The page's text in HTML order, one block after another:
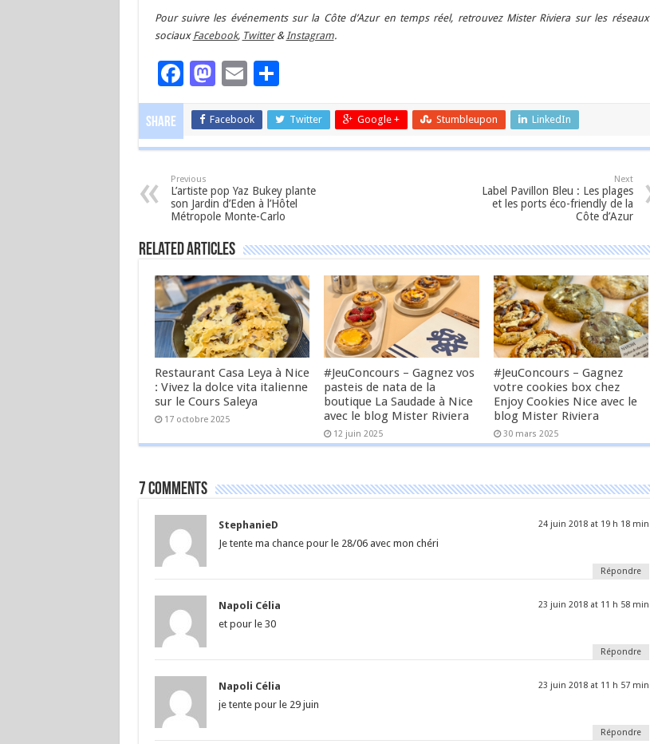
Pour suivre les événements sur la Côte d’Azur en temps réel, retrouvez Mister Riviera sur les réseaux
sociaux Facebook, Twitter&Instagram.
Facebook
Mastodon
EmailPartager
Share Facebook Twitter Google + Stumbleupon LinkedIn
Previous
L’artiste pop Yaz Bukey plante
son Jardin d’Eden à l’Hôtel
Métropole Monte-Carlo
Next
Label Pavillon Bleu : Les plages
et les ports éco-friendly de la
Côte d’Azur
Related Articles
Restaurant Casa Leya à Nice
: Vivez la dolce vita italienne
sur le Cours Saleya
17 octobre 2025
#JeuConcours – Gagnez vos
pasteis de nata de la
boutique La Saudade à Nice
avec le blog Mister Riviera
12 juin 2025
#JeuConcours – Gagnez
votre cookies box chez
Enjoy Cookies Nice avec le
blog Mister Riviera
30 mars 2025
7 comments
StephanieD 24 juin 2018 at 19 h 18 min
Je tente ma chance pour le 28/06 avec mon chéri
Répondre
Napoli Célia 23 juin 2018 at 11 h 58 min
et pour le 30
Répondre
Napoli Célia 23 juin 2018 at 11 h 57 min
je tente pour le 29 juin
Répondre